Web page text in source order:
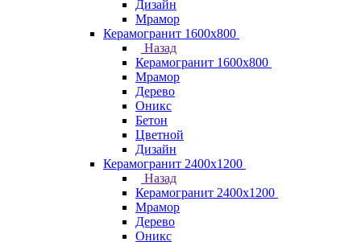
Дизайн
Мрамор
Керамогранит 1600х800
Назад
Керамогранит 1600х800
Мрамор
Дерево
Оникс
Бетон
Цветной
Дизайн
Керамогранит 2400х1200
Назад
Керамогранит 2400х1200
Мрамор
Дерево
Оникс